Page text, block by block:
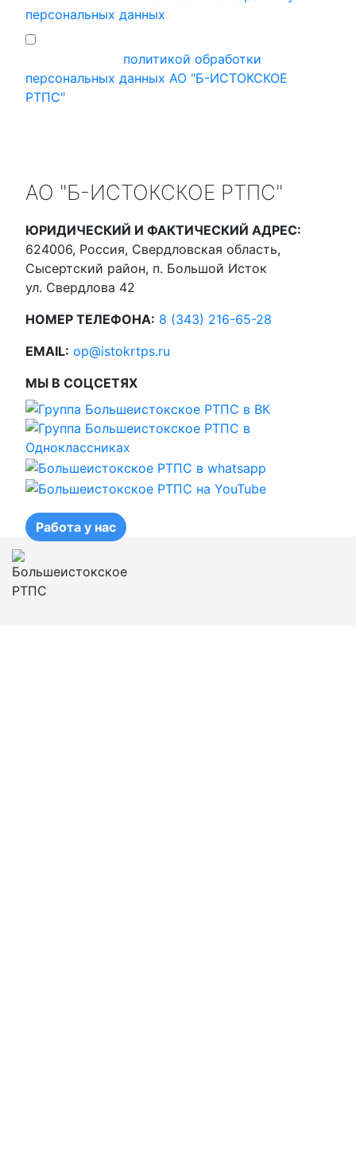
персональных данных
политикой обработки
персональных данных АО "Б-ИСТОКСКОЕ
РТПС"
АО "Б-ИСТОКСКОЕ РТПС"
ЮРИДИЧЕСКИЙ И ФАКТИЧЕСКИЙ АДРЕС:
624006, Россия, Свердловская область,
Сысертский район, п. Большой Исток
ул. Свердлова 42
НОМЕР ТЕЛЕФОНА: 8 (343) 216-65-28
EMAIL: op@istokrtps.ru
МЫ В СОЦСЕТЯХ
Работа у нас